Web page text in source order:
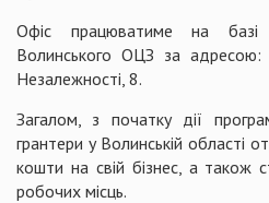
Офіс працюватиме на базі
Волинського ОЦЗ за адресою:
Незалежності, 8.
Загалом, з початку дії
грантери у Волинській області
кошти на свій бізнес, а також
робочих місць.